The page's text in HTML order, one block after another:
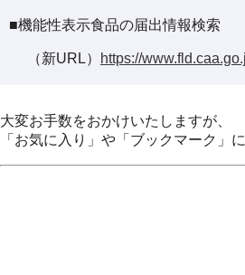
■機能性表示食品の届出情報検索
（新URL） https://
大変お手数をおかけいたしますが、
「お気に入り」や「ブックマーク」